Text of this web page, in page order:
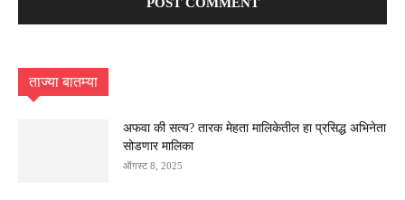
ताज्या बातम्या
अफवा की सत्य? तारक मेहता मालिकेतील हा प्रसिद्ध अभिनेता
सोडणार मालिका
ऑगस्ट 8, 2025